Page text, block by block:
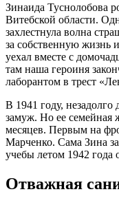
Зинаида Туснолобова
Витебской области.
захлестнула волна
за собственную
уехал вместе с
там наша героиня
лаборантом в трест
В 1941 году,
замуж. Но ее семейная
месяцев. Первым на
Марченко. Сама Зина
учебы летом 1942 года
Отважная